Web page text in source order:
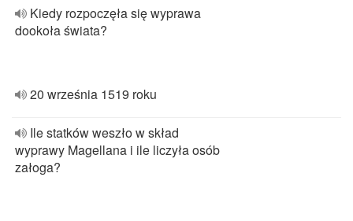
Kiedy rozpoczęła się wyprawa
dookoła świata?
20 września 1519 roku
Ile statków weszło w skład
wyprawy Magellana i ile liczyła osób
załoga?